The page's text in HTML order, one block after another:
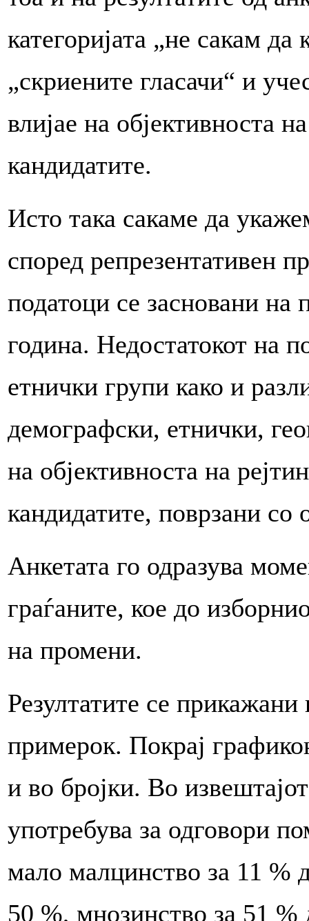
категоријата „не сакам
„скриените гласачи“ и
влијае на објективноста
кандидатите.
Исто така сакаме да
според репрезентативен
податоци се засновани на
година. Недостатокот на
етнички групи како и
демографски, етнички,
на објективноста на
кандидатите, поврзани со
Анкетата го одразува
граѓаните, кое до
на промени.
Резултатите се
примерок. Покрај
и во бројки. Во
употребува за одговори
мало малцинство за 11 %
50 %, мнозинство за 51